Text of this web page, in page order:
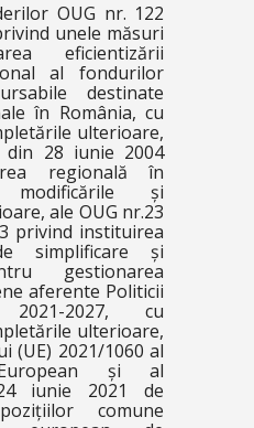
OUG nr. 122
unele măsuri
eficientizării
al fondurilor
destinate
în România, cu
ulterioare,
28 iunie 2004
regională în
și
ale OUG nr.23
privind instituirea
simplificare și
gestionarea
aferente Politicii
2027, cu
ulterioare,
(UE) 2021/1060 al
European și al
iunie 2021 de
comune